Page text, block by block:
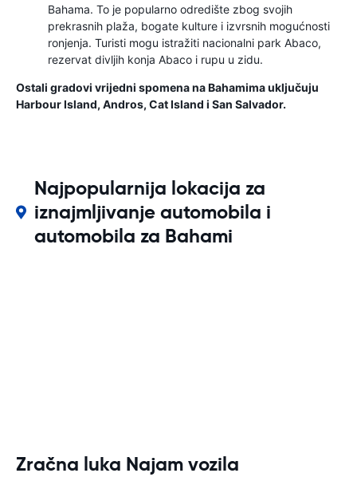
Bahama. To je popularno odredište zbog svojih
prekrasnih plaža, bogate kulture i izvrsnih mogućnosti
ronjenja. Turisti mogu istražiti nacionalni park Abaco,
rezervat divljih konja Abaco i rupu u zidu.
Ostali gradovi vrijedni spomena na Bahamima uključuju
Harbour Island, Andros, Cat Island i San Salvador.
Najpopularnija lokacija za
iznajmljivanje automobila i
automobila za Bahami
Zračna luka Najam vozila